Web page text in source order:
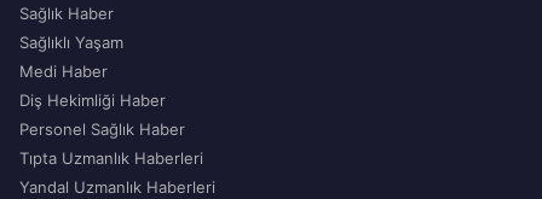
Sağlık Haber
Sağlıklı Yaşam
Medi Haber
Diş Hekimliği Haber
Personel Sağlık Haber
Tıpta Uzmanlık Haberleri
Yandal Uzmanlık Haberleri